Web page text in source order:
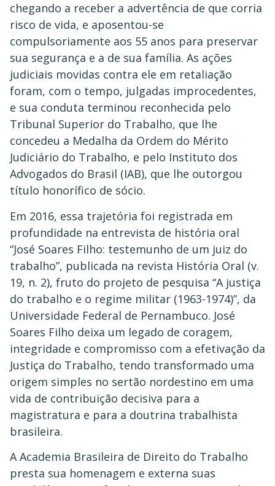
chegando a receber a advertência de que corria
risco de vida, e aposentou-se
compulsoriamente aos 55 anos para preservar
sua segurança e a de sua família. As ações
judiciais movidas contra ele em retaliação
foram, com o tempo, julgadas improcedentes,
e sua conduta terminou reconhecida pelo
Tribunal Superior do Trabalho, que lhe
concedeu a Medalha da Ordem do Mérito
Judiciário do Trabalho, e pelo Instituto dos
Advogados do Brasil (IAB), que lhe outorgou
título honorífico de sócio.
Em 2016, essa trajetória foi registrada em
profundidade na entrevista de história oral
“José Soares Filho: testemunho de um juiz do
trabalho”, publicada na revista História Oral (v.
19, n. 2), fruto do projeto de pesquisa “A justiça
do trabalho e o regime militar (1963-1974)”, da
Universidade Federal de Pernambuco. José
Soares Filho deixa um legado de coragem,
integridade e compromisso com a efetivação da
Justiça do Trabalho, tendo transformado uma
origem simples no sertão nordestino em uma
vida de contribuição decisiva para a
magistratura e para a doutrina trabalhista
brasileira.
A Academia Brasileira de Direito do Trabalho
presta sua homenagem e externa suas